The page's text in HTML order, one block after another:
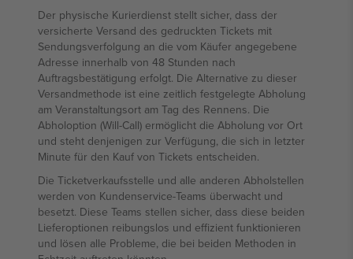
Der physische Kurierdienst stellt sicher, dass der
versicherte Versand des gedruckten Tickets mit
Sendungsverfolgung an die vom Käufer angegebene
Adresse innerhalb von 48 Stunden nach
Auftragsbestätigung erfolgt. Die Alternative zu dieser
Versandmethode ist eine zeitlich festgelegte Abholung
am Veranstaltungsort am Tag des Rennens. Die
Abholoption (Will-Call) ermöglicht die Abholung vor Ort
und steht denjenigen zur Verfügung, die sich in letzter
Minute für den Kauf von Tickets entscheiden.
Die Ticketverkaufsstelle und alle anderen Abholstellen
werden von Kundenservice-Teams überwacht und
besetzt. Diese Teams stellen sicher, dass diese beiden
Lieferoptionen reibungslos und effizient funktionieren
und lösen alle Probleme, die bei beiden Methoden in